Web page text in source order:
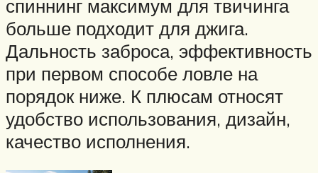
спиннинг максимум для твичинга
больше подходит для джига.
Дальность заброса, эффективность
при первом способе ловле на
порядок ниже. К плюсам относят
удобство использования, дизайн,
качество исполнения.